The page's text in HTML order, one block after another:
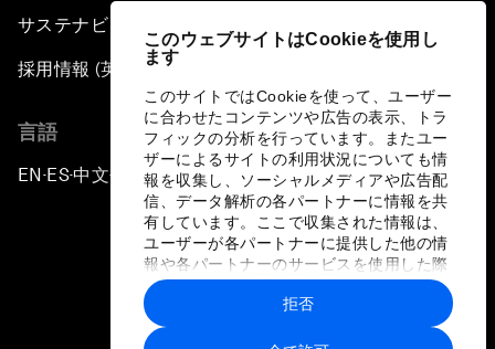
このウェブサイトはCookieを使用し
ます
このサイトではCookieを使って、ユーザー
に合わせたコンテンツや広告の表示、トラ
フィックの分析を行っています。またユー
ザーによるサイトの利用状況についても情
報を収集し、ソーシャルメディアや広告配
信、データ解析の各パートナーに情報を共
有しています。ここで収集された情報は、
ユーザーが各パートナーに提供した他の情
報や各パートナーのサービスを使用した際
に収集された情報と組み合わされ、各パー
トナーによって使用されることがありま
す。
拒否
サステナビリティへの取り組み
採用情報 (英語のみ)
言語
EN ▪ES▪中文▪ 日本語
プライバシーポリシーと利用規約